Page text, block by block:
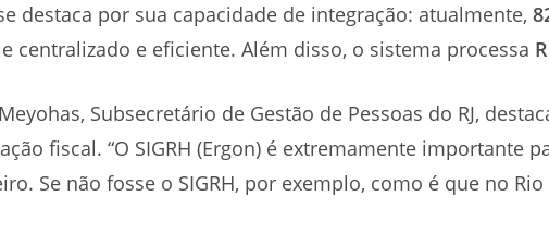
destaca por sua capacidade de integração: atualmente,
centralizado e eficiente. Além disso, o sistema processa
Subsecretário de Gestão de Pessoas do RJ,
fiscal. “O SIGRH (Ergon) é extremamente importante
Se não fosse o SIGRH, por exemplo, como é que no